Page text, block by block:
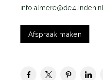
info.almere@de4linden.nl
Afspraak maken